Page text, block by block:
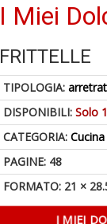
I Miei
FRITTELLE
TIPOLOGIA:
DISPONIBILI:Solo
CATEGORIA:Cucina
PAGINE: 48
FORMATO: 21 ×
I MIEI